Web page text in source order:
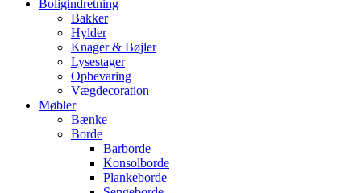
Boligindretning
Bakker
Hylder
Knager & Bøjler
Lysestager
Opbevaring
Vægdecoration
Møbler
Bænke
Borde
Barborde
Konsolborde
Plankeborde